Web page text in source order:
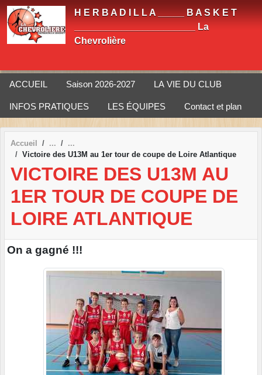
H E R B A D I L L A _____ B A S K E T
_______________________ La
Chevrolière
ACCUEIL Saison 2026-2027 LA VIE DU CLUB
INFOS PRATIQUES LES ÉQUIPES Contact et plan
Accueil
Victoire des U13M au 1er tour de coupe de Loire Atlantique
VICTOIRE DES U13M AU
1ER TOUR DE COUPE DE
LOIRE ATLANTIQUE
On a gagné !!!
Panneau de gestion des cookies